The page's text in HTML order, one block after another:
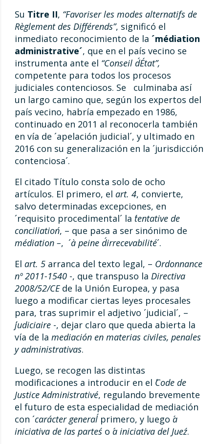
Su Titre II, “Favoriser les modes alternatifs de
Règlement des Différends”, significó el
inmediato reconocimiento de la ´médiation
administrative´, que en el país vecino se
instrumenta ante el “Conseil d´État”,
competente para todos los procesos
judiciales contenciosos. Se culminaba así
un largo camino que, según los expertos del
país vecino, habría empezado en 1986,
continuado en 2011 al reconocerla también
en vía de ´apelación judicial´, y ultimado en
2016 con su generalización en la ´jurisdicción
contenciosa´.
El citado Título consta solo de ocho
artículos. El primero, el art. 4, convierte,
salvo determinadas excepciones, en
´requisito procedimental´ la ´tentative de
conciliation´, – que pasa a ser sinónimo de
médiation –, ´à peine d´irrecevabilité´.
El art. 5 arranca del texto legal, – Ordonnance
nº 2011-1540 -, que transpuso la Directiva
2008/52/CE de la Unión Europea, y pasa
luego a modificar ciertas leyes procesales
para, tras suprimir el adjetivo ´judicial´, –
´judiciaire -, dejar claro que queda abierta la
vía de la mediación en materias civiles, penales
y administrativas.
Luego, se recogen las distintas
modificaciones a introducir en el ´Code de
Justice Administrative´, regulando brevemente
el futuro de esta especialidad de mediación
con ´carácter general´ primero, y luego ´a
iniciativa de las partes´ o ´a iniciativa del Juez´.